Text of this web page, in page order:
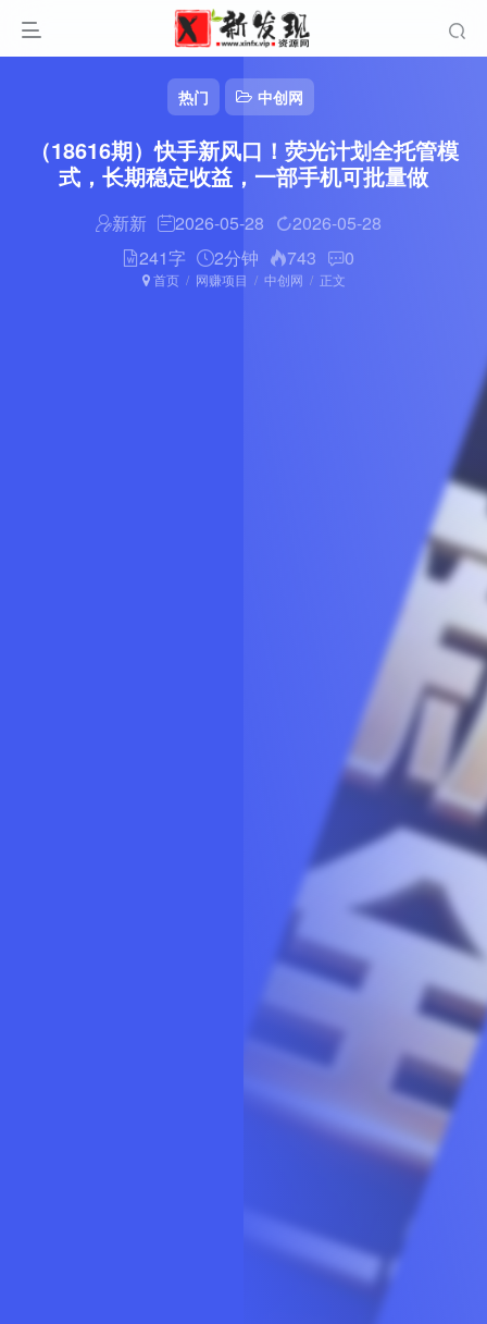
热门 中创网
（18616期）快手新风口！荧光计划全托管模
式，长期稳定收益，一部手机可批量做
新新 2026-05-28
2026-05-28
241字
2分钟 743 0
首页 网赚项目 中创网 正文